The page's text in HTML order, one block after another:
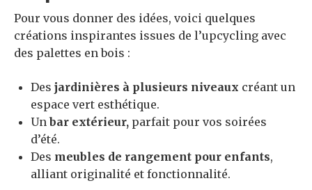
Pour vous donner des idées, voici quelques
créations inspirantes issues de l’upcycling avec
des palettes en bois :
Des jardinières à plusieurs niveaux créant un
espace vert esthétique.
Un bar extérieur, parfait pour vos soirées
d’été.
Des meubles de rangement pour enfants,
alliant originalité et fonctionnalité.